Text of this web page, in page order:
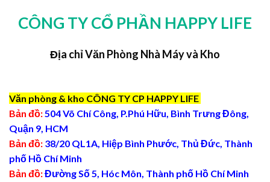
CÔNG TY CỔ PHẦN HAPPY LIFE
Địa chỉ Văn Phòng Nhà Máy và Kho
Văn phòng & kho CÔNG TY CP HAPPY LIFE
Bản đồ:504 Võ Chí Công, P.Phú Hữu, Bình Trưng Đông,
Quận 9, HCM
Bản đồ: 38/20 QL1A, Hiệp Bình Phước, Thủ Đức, Thành
phố Hồ Chí Minh
Bản đồ:Đường Số 5, Hóc Môn, Thành phố Hồ Chí Minh